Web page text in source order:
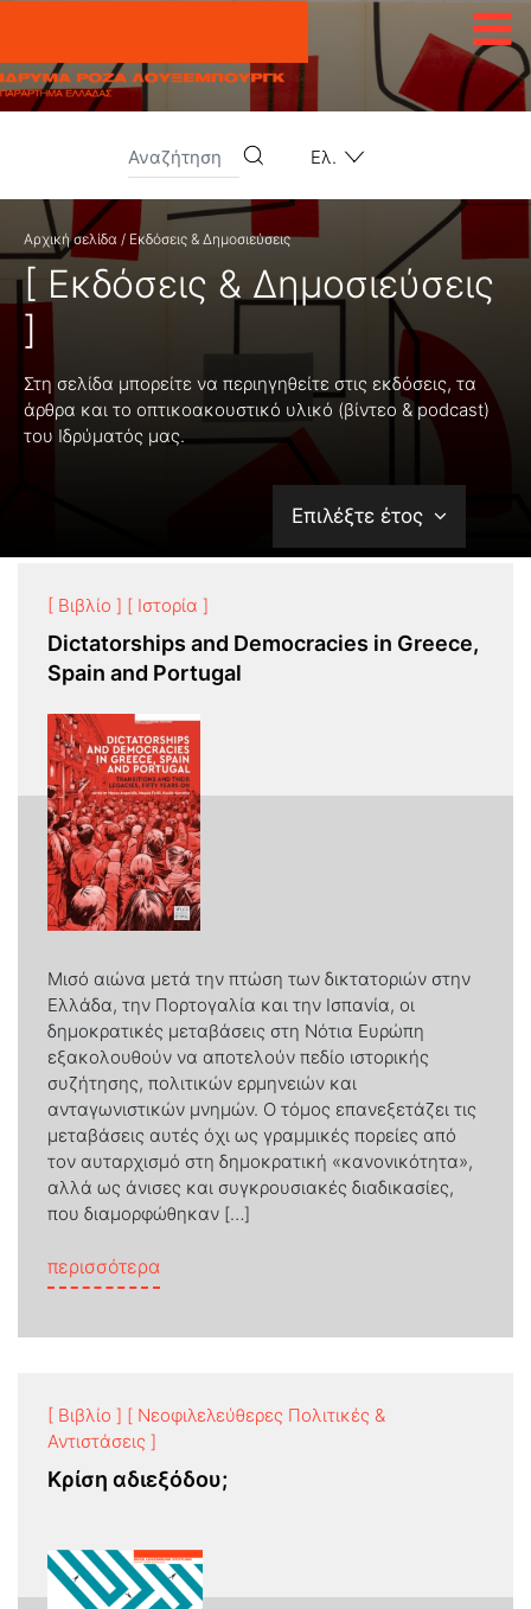
Ελ.
Αρχική σελίδα / Εκδόσεις & Δημοσιεύσεις
[ Εκδόσεις & Δημοσιεύσεις
]
Στη σελίδα μπορείτε να περιηγηθείτε στις εκδόσεις, τα
άρθρα και το οπτικοακουστικό υλικό (βίντεο & podcast)
του Ιδρύματός μας.
Επιλέξτε έτος
[ Βιβλίο ] [ Ιστορία ]
Dictatorships and Democracies in Greece,
Spain and Portugal
Μισό αιώνα μετά την πτώση των δικτατοριών στην
Ελλάδα, την Πορτογαλία και την Ισπανία, οι
δημοκρατικές μεταβάσεις στη Νότια Ευρώπη
εξακολουθούν να αποτελούν πεδίο ιστορικής
συζήτησης, πολιτικών ερμηνειών και
ανταγωνιστικών μνημών. Ο τόμος επανεξετάζει τις
μεταβάσεις αυτές όχι ως γραμμικές πορείες από
τον αυταρχισμό στη δημοκρατική «κανονικότητα»,
αλλά ως άνισες και συγκρουσιακές διαδικασίες,
που διαμορφώθηκαν […]
περισσότερα
[ Βιβλίο ] [ Νεοφιλελεύθερες Πολιτικές &
Αντιστάσεις ]
Κρίση αδιεξόδου;